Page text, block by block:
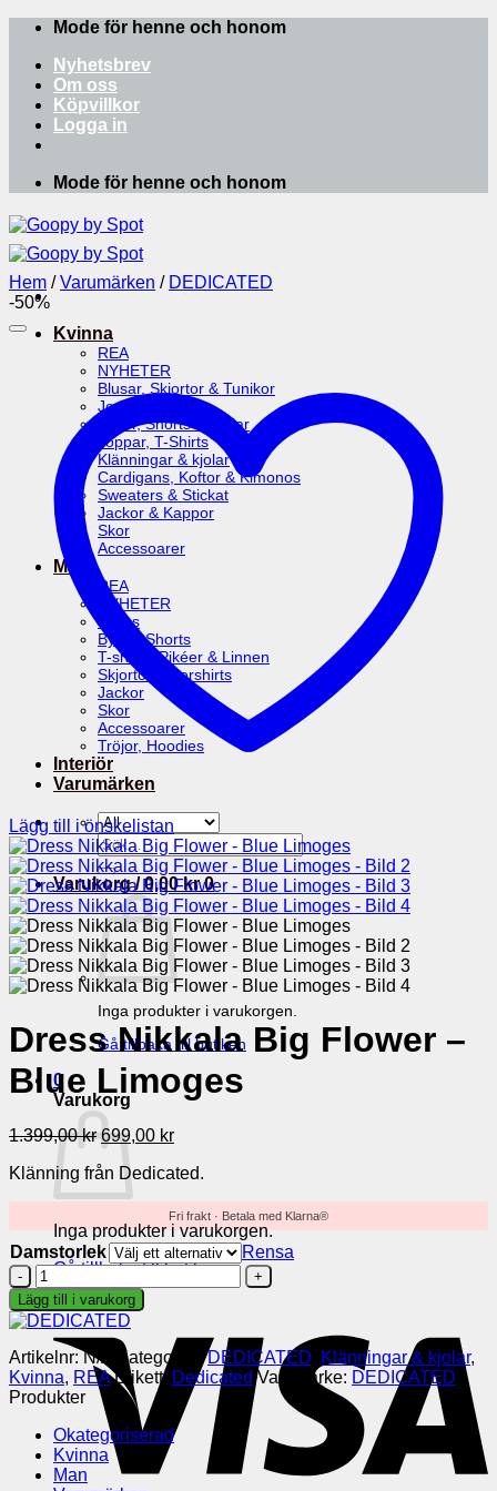
Skip
content
Mode för henne och honom
Nyhetsbrev
Om oss
Köpvillkor
Logga in
Mode för henne och honom
Kvinna
REA
NYHETER
Blusar, Skjortor & Tunikor
Jeans
Byxor, Shorts & Kjolar
Toppar, T-Shirts
Klänningar & kjolar
Cardigans, Koftor & Kimonos
Sweaters & Stickat
Jackor & Kappor
Skor
Accessoarer
Man
REA
NYHETER
Jeans
Byxor, Shorts
T-shirts, Pikéer & Linnen
Skjortor, Overshirts
Jackor
Skor
Accessoarer
Tröjor, Hoodies
Interiör
Varumärken
Sök
efter:
Varukorg /0,00kr 0
Inga produkter i varukorgen.
Gå tillbaka till butiken
0
Varukorg
Inga produkter i varukorgen.
Gå tillbaka till butiken
Hem / Varumärken / DEDICATED
-50%
Lägg till i önskelistan
Dress Nikkala Big Flower –
Blue Limoges
1.399,00krDet
ursprungliga
priset
var:
1.399,00 kr.
699,00 krDet
priset
699,00 kr.
Klänning från Dedicated.
Fri frakt · Betala med Klarna®
Damstorlek
Rensa
Dress
Nikkala
Big
Flower
-
Blue
Limoges
Lägg till i varukorg
Artikelnr:N/A Kategorier:DEDICATED Klänningar & kjolar,
Kvinna, REA Etikett: Dedicated Varumärke: DEDICATED
Produkter
Okategoriserad
Kvinna
Man